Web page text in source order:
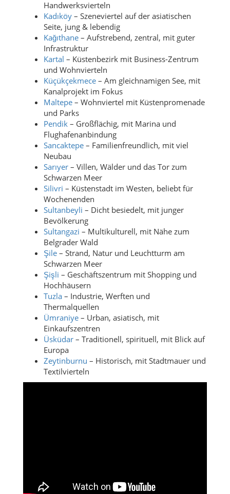
Handwerksvierteln
Kadıköy – Szeneviertel auf der asiatischen
Seite, jung & lebendig
Kağıthane – Aufstrebend, zentral, mit guter
Infrastruktur
Kartal – Küstenbezirk mit Business-Zentrum
und Wohnvierteln
Küçükçekmece – Am gleichnamigen See, mit
Kanalprojekt im Fokus
Maltepe – Wohnviertel mit Küstenpromenade
und Parks
Pendik – Großflächig, mit Marina und
Flughafenanbindung
Sancaktepe – Familienfreundlich, mit viel
Neubau
Sarıyer – Villen, Wälder und das Tor zum
Schwarzen Meer
Silivri – Küstenstadt im Westen, beliebt für
Wochenenden
Sultanbeyli – Dicht besiedelt, mit junger
Bevölkerung
Sultangazi – Multikulturell, mit Nähe zum
Belgrader Wald
Şile – Strand, Natur und Leuchtturm am
Schwarzen Meer
Şişli – Geschäftszentrum mit Shopping und
Hochhäusern
Tuzla – Industrie, Werften und
Thermalquellen
Ümraniye – Urban, asiatisch, mit
Einkaufszentren
Üsküdar – Traditionell, spirituell, mit Blick auf
Europa
Zeytinburnu – Historisch, mit Stadtmauer und
Textilvierteln